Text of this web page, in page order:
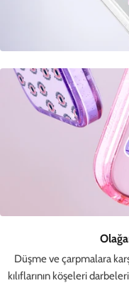
Düşme ve çarpmalara
kılıflarının köşeleri